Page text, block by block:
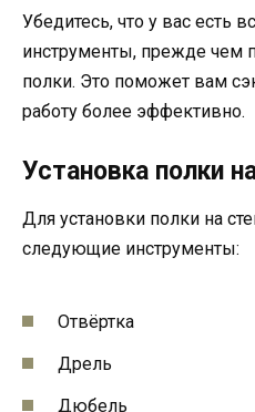
Убедитесь, что у вас есть
инструменты, прежде чем
полки. Это поможет вам
работу более эффективно.
Установка полки
Для установки полки на
следующие инструменты:
Отвёртка
Дрель
Дюбель